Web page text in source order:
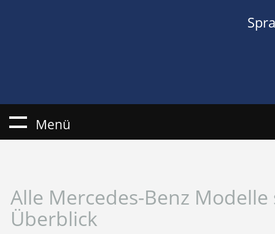
Menü
Alle Mercedes-Benz
Überblick